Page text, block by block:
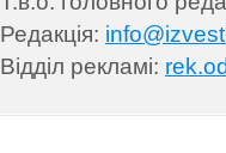
Редакція:
Відділ рекламі: